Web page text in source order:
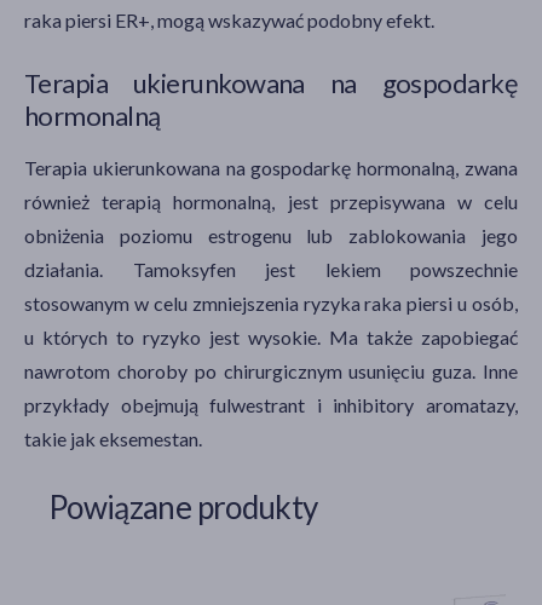
raka piersi ER+, mogą wskazywać podobny efekt.
Terapia ukierunkowana na gospodarkę
hormonalną
Terapia ukierunkowana na gospodarkę hormonalną, zwana
również terapią hormonalną, jest przepisywana w celu
obniżenia poziomu estrogenu lub zablokowania jego
działania. Tamoksyfen jest lekiem powszechnie
stosowanym w celu zmniejszenia ryzyka raka piersi u osób,
u których to ryzyko jest wysokie. Ma także zapobiegać
nawrotom choroby po chirurgicznym usunięciu guza. Inne
przykłady obejmują fulwestrant i inhibitory aromatazy,
takie jak eksemestan.
Powiązane produkty